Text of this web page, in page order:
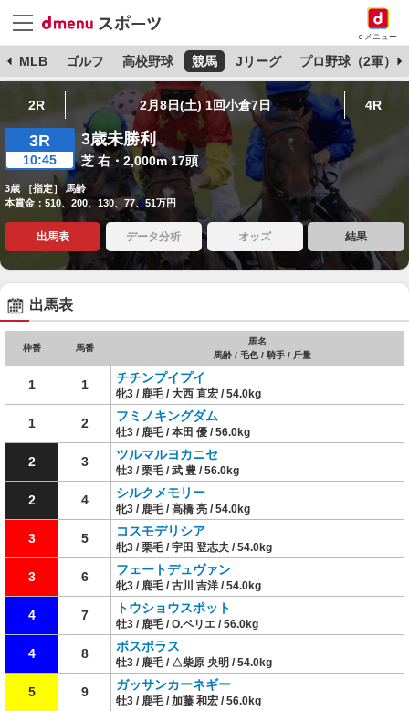
dメニュー
MLB ゴルフ 高校野球 競馬 Jリーグ プロ野球（2軍）
2R 2月8日(土) 1回小倉7日 4R
3R
10:45
3歳未勝利
芝 右・2,000m 17頭
3歳 ［指定］ 馬齢
本賞金：510、200、130、77、51万円
出馬表 データ分析 オッズ 結果
出馬表
枠番 馬番
馬名
馬齢 / 毛色 / 騎手 / 斤量
1 1 チチンプイプイ
牝3 / 鹿毛 / 大西 直宏 / 54.0kg
1 2 フミノキングダム
牡3 / 鹿毛 / 本田 優 / 56.0kg
2 3 ツルマルヨカニセ
牡3 / 栗毛 / 武 豊 / 56.0kg
2 4 シルクメモリー
牝3 / 鹿毛 / 高橋 亮 / 54.0kg
3 5 コスモデリシア
牝3 / 栗毛 / 宇田 登志夫 / 54.0kg
3 6 フェートデュヴァン
牝3 / 鹿毛 / 古川 吉洋 / 54.0kg
4 7 トウショウスポット
牡3 / 鹿毛 / O.ペリエ / 56.0kg
4 8 ボスポラス
牡3 / 鹿毛 / △柴原 央明 / 54.0kg
5 9 ガッサンカーネギー
牡3 / 鹿毛 / 加藤 和宏 / 56.0kg